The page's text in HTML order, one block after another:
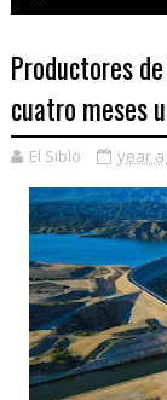
Productores
cuatro meses
El Siblo year